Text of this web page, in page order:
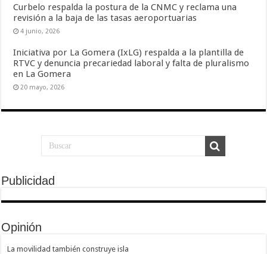
Curbelo respalda la postura de la CNMC y reclama una
revisión a la baja de las tasas aeroportuarias
4 junio, 2026
Iniciativa por La Gomera (IxLG) respalda a la plantilla de
RTVC y denuncia precariedad laboral y falta de pluralismo
en La Gomera
20 mayo, 2026
Publicidad
Opinión
La movilidad también construye isla